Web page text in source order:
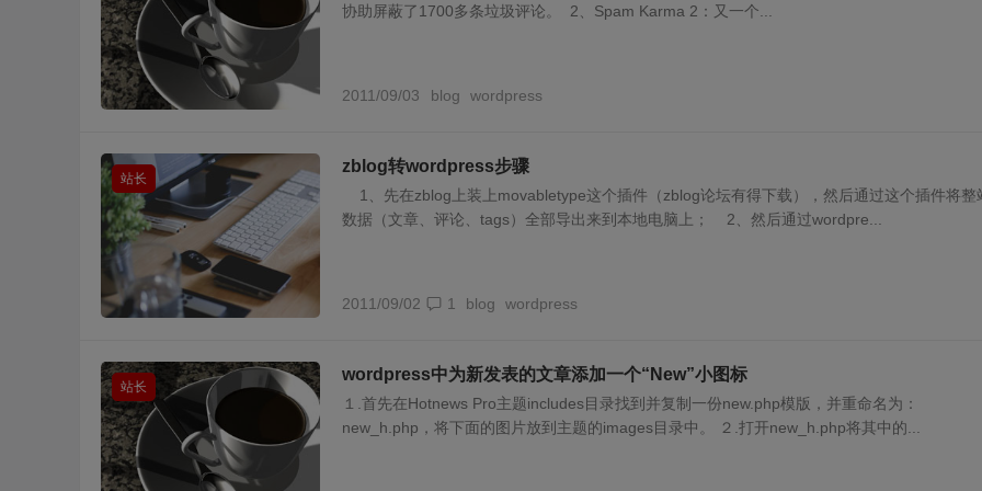
协助屏蔽了1700多条垃圾评论。 2、Spam Karma 2：又一个...
2011/09/03 blog wordpress
站长
zblog转wordpress步骤
1、先在zblog上装上movabletype这个插件（zblog论坛有得下载），然后通过这个插件将整
数据（文章、评论、tags）全部导出来到本地电脑上； 2、然后通过wordpre...
2011/09/02 1 blog wordpress
站长
wordpress中为新发表的文章添加一个“New”小图标
１.首先在Hotnews Pro主题includes目录找到并复制一份new.php模版，并重命名为：
new_h.php，将下面的图片放到主题的images目录中。 ２.打开new_h.php将其中的...